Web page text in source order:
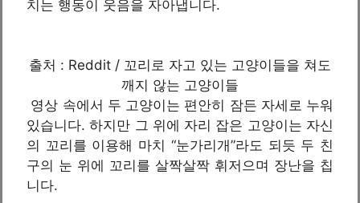
치는 행동이 웃음을 자아냅니다.
출처 : Reddit / 꼬리로 자고 있는 고양이들을 쳐도
깨지 않는 고양이들
영상 속에서 두 고양이는 편안히 잠든 자세로 누워
있습니다. 하지만 그 위에 자리 잡은 고양이는 자신
의 꼬리를 이용해 마치 “눈가리개”라도 되듯 두 친
구의 눈 위에 꼬리를 살짝살짝 휘저으며 장난을 칩
니다.